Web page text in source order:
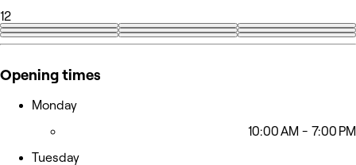
12
+3
Opening times
Monday
10:00 AM - 7:00 PM
Tuesday